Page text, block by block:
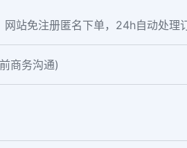
站免注册匿名下单，24h自动处理
商务沟通)